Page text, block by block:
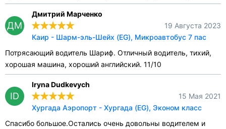
ДМ
Дмитрий Марченко
19 Августа 2023
Каир - Шарм-эль-Шейх (EG), Микроавтобус 7 пас
Потрясающий водитель Шариф. Отличный водитель, тихий,
хорошая машина, хороший английский. 11/10
ID
Iryna Dudkevych
15 Мая 2021
Хургада Аэропорт - Хургада (EG), Эконом класс
Спасибо большое.Остались очень довольны водителем и